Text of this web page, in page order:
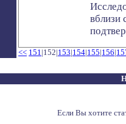
вблизи
<< 151|152|153|154|155|156|
Если Вы хотите